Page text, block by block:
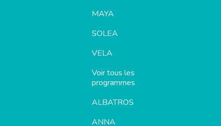
MAYA
SOLEA
VELA
Voir tous les
programmes
ALBATROS
ANNA